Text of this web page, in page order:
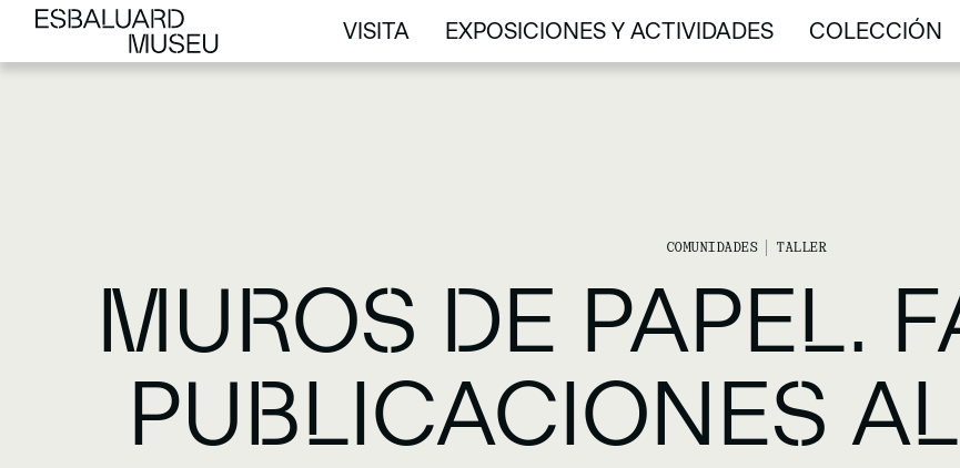
VISITA
VISITA
EXPOSICIONES Y ACTIVIDADES
EXPOSICIONES Y ACTIVIDADES
COLECCIÓN
COLECCIÓN
COMUNIDADES TALLER
MUROS DE PAPEL.
PUBLICACIONES